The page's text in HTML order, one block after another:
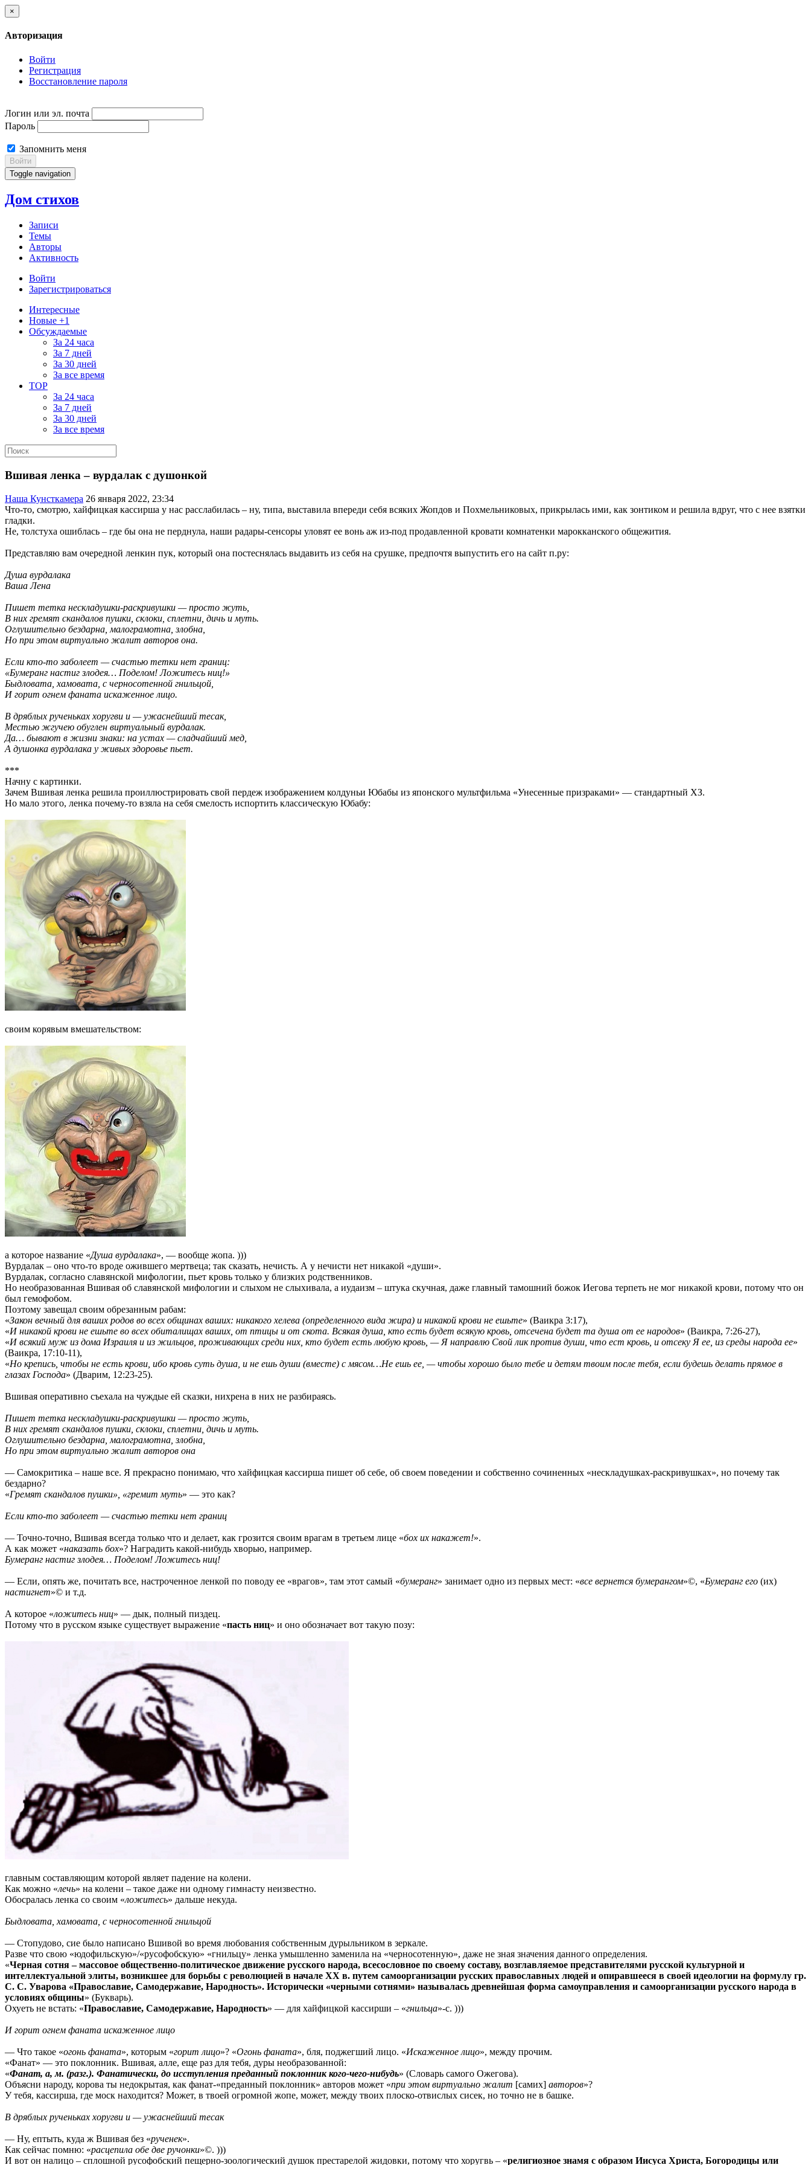
×
Авторизация
Войти
Регистрация
Восстановление пароля
Логин или эл. почта
Пароль
Запомнить меня
Войти
Toggle navigation
Дом стихов
Записи
Темы
Авторы
Активность
Войти
Зарегистрироваться
Интересные
Новые +1
Обсуждаемые
За 24 часа
За 7 дней
За 30 дней
За все время
TOP
За 24 часа
За 7 дней
За 30 дней
За все время
Вшивая ленка – вурдалак с душонкой
Наша Кунсткамера 26 января 2022, 23:34
Что-то, смотрю, хайфицкая кассирша у нас расслабилась – ну, типа, выставила впереди себя всяких Жопдов и Похмельниковых, прикрылась ими, как зонтиком и решила вдруг, что с нее взятки
гладки.
Не, толстуха ошиблась – где бы она не перднула, наши радары-сенсоры уловят ее вонь аж из-под продавленной кровати комнатенки марокканского общежития.
Представляю вам очередной ленкин пук, который она постеснялась выдавить из себя на срушке, предпочтя выпустить его на сайт п.ру:
Душа вурдалака
Ваша Лена
Пишет тетка нескладушки-раскривушки — просто жуть,
В них гремят скандалов пушки, склоки, сплетни, дичь и муть.
Оглушительно бездарна, малограмотна, злобна,
Но при этом виртуально жалит авторов она.
Если кто-то заболеет — счастью тетки нет границ:
«Бумеранг настиг злодея… Поделом! Ложитесь ниц!»
Быдловата, хамовата, с черносотенной гнильцой,
И горит огнем фаната искаженное лицо.
В дряблых рученьках хоругви и — ужаснейший тесак,
Местью жгучею обуглен виртуальный вурдалак.
Да… бывают в жизни знаки: на устах — сладчайший мед,
А душонка вурдалака у живых здоровье пьет.
***
Начну с картинки.
Зачем Вшивая ленка решила проиллюстрировать свой пердеж изображением колдуньи Юбабы из японского мультфильма «Унесенные призраками» — стандартный ХЗ.
Но мало этого, ленка почему-то взяла на себя смелость испортить классическую Юбабу:
своим корявым вмешательством:
а которое название «Душа вурдалака», — вообще жопа. )))
Вурдалак – оно что-то вроде ожившего мертвеца; так сказать, нечисть. А у нечисти нет никакой «души».
Вурдалак, согласно славянской мифологии, пьет кровь только у близких родственников.
Но необразованная Вшивая об славянской мифологии и слыхом не слыхивала, а иудаизм – штука скучная, даже главный тамошний божок Иегова терпеть не мог никакой крови, потому что он
был гемофобом.
Поэтому завещал своим обрезанным рабам:
«Закон вечный для ваших родов во всех общинах ваших: никакого хелева (определенного вида жира) и никакой крови не ешьте» (Ваикра 3:17),
«И никакой крови не ешьте во всех обиталищах ваших, от птицы и от скота. Всякая душа, кто есть будет всякую кровь, отсечена будет та душа от ее народов» (Ваикра, 7:26-27),
«И всякий муж из дома Израиля и из жильцов, проживающих среди них, кто будет есть любую кровь, — Я направлю Свой лик против души, что ест кровь, и отсеку Я ее, из среды народа ее»
(Ваикра, 17:10-11),
«Но крепись, чтобы не есть крови, ибо кровь суть душа, и не ешь души (вместе) с мясом…Не ешь ее, — чтобы хорошо было тебе и детям твоим после тебя, если будешь делать прямое в
глазах Господа» (Дварим, 12:23-25).
Вшивая оперативно съехала на чуждые ей сказки, нихрена в них не разбираясь.
Пишет тетка нескладушки-раскривушки — просто жуть,
В них гремят скандалов пушки, склоки, сплетни, дичь и муть.
Оглушительно бездарна, малограмотна, злобна,
Но при этом виртуально жалит авторов она
— Самокритика – наше все. Я прекрасно понимаю, что хайфицкая кассирша пишет об себе, об своем поведении и собственно сочиненных «нескладушках-раскривушках», но почему так
бездарно?
«Гремят скандалов пушки», «гремит муть» — это как?
Если кто-то заболеет — счастью тетки нет границ
— Точно-точно, Вшивая всегда только что и делает, как грозится своим врагам в третьем лице «бох их накажет!».
А как может «наказать бох»? Наградить какой-нибудь хворью, например.
Бумеранг настиг злодея… Поделом! Ложитесь ниц!
— Если, опять же, почитать все, настроченное ленкой по поводу ее «врагов», там этот самый «бумеранг» занимает одно из первых мест: «все вернется бумерангом»©, «Бумеранг его (их)
настигнет»© и т.д.
А которое «ложитесь ниц» — дык, полный пиздец.
Потому что в русском языке существует выражение «пасть ниц» и оно обозначает вот такую позу:
главным составляющим которой являет падение на колени.
Как можно «лечь» на колени – такое даже ни одному гимнасту неизвестно.
Обосралась ленка со своим «ложитесь» дальше некуда.
Быдловата, хамовата, с черносотенной гнильцой
— Стопудово, сие было написано Вшивой во время любования собственным дурыльником в зеркале.
Разве что свою «юдофильскую»/«русофобскую» «гнильцу» ленка умышленно заменила на «черносотенную», даже не зная значения данного определения.
«Черная сотня – массовое общественно-политическое движение русского народа, всесословное по своему составу, возглавляемое представителями русской культурной и
интеллектуальной элиты, возникшее для борьбы с революцией в начале ХХ в. путем самоорганизации русских православных людей и опиравшееся в своей идеологии на формулу гр.
С. С. Уварова «Православие, Самодержавие, Народность». Исторически «черными сотнями» называлась древнейшая форма самоуправления и самоорганизации русского народа в
условиях общины» (Букварь).
Охуеть не встать: «Православие, Самодержавие, Народность» — для хайфицкой кассирши – «гнильца»-с. )))
И горит огнем фаната искаженное лицо
— Что такое «огонь фаната», которым «горит лицо»? «Огонь фаната», бля, поджегший лицо. «Искаженное лицо», между прочим.
«Фанат» — это поклонник. Вшивая, алле, еще раз для тебя, дуры необразованной:
«Фанат, а, м. (разг.). Фанатически, до исступления преданный поклонник кого-чего-нибудь» (Словарь самого Ожегова).
Объясни народу, корова ты недокрытая, как фанат-«преданный поклонник» авторов может «при этом виртуально жалит [самих] авторов»?
У тебя, кассирша, где моск находится? Может, в твоей огромной жопе, может, между твоих плоско-отвислых сисек, но точно не в башке.
В дряблых рученьках хоругви и — ужаснейший тесак
— Ну, ептыть, куда ж Вшивая без «рученек».
Как сейчас помню: «расцепила обе две ручонки»©. )))
И вот он налицо – сплошной русофобский пещерно-зоологический душок престарелой жидовки, потому что хоругвь – «религиозное знамя с образом Иисуса Христа, Богородицы или